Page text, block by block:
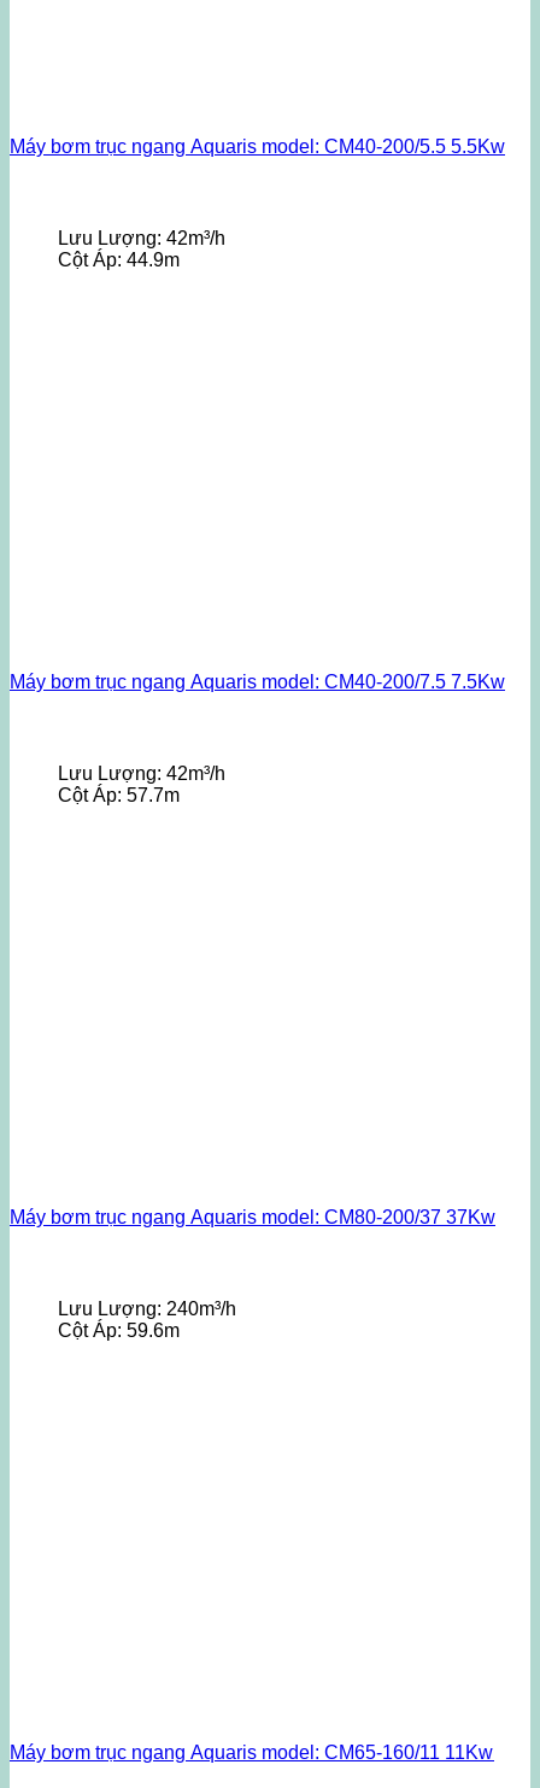
Máy bơm trục ngang Aquaris model: CM40-200/5.5 5.5Kw
Lưu Lượng: 42m³/h
Cột Áp: 44.9m
Máy bơm trục ngang Aquaris model: CM40-200/7.5 7.5Kw
Lưu Lượng: 42m³/h
Cột Áp: 57.7m
Máy bơm trục ngang Aquaris model: CM80-200/37 37Kw
Lưu Lượng: 240m³/h
Cột Áp: 59.6m
Máy bơm trục ngang Aquaris model: CM65-160/11 11Kw